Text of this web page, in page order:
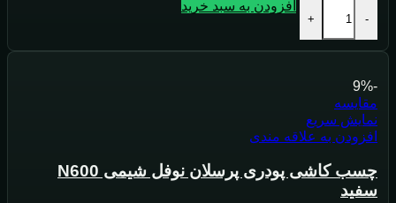
-
+
افزودن به سبد خرید
-9%
مقايسه
نمایش سریع
افزودن به علاقه مندی
چسب کاشی پودری پرسلان نوفل شیمی N600
سفید